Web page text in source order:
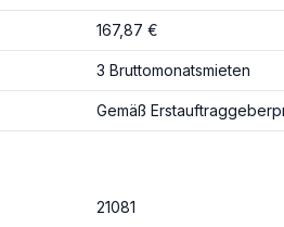
167,87 €
3 Bruttomonatsmieten
Gemäß
21081